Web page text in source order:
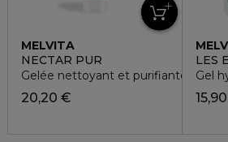
MELVITA
NECTAR PUR
Gelée nettoyant et purifiante
20,20 €
LES
Gel